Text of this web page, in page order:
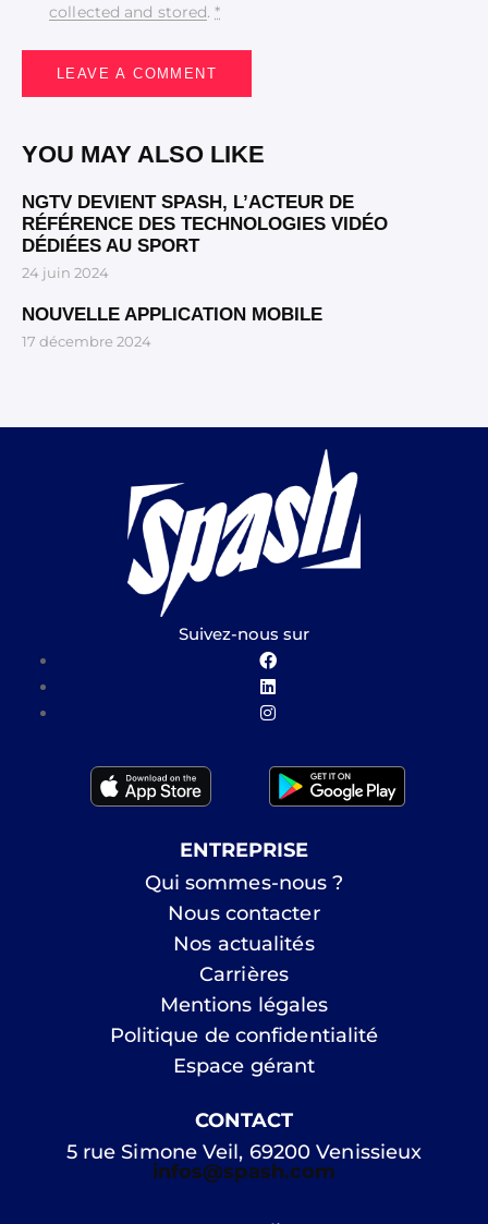
collected and stored.*
YOU MAY ALSO LIKE
NGTV DEVIENT SPASH, L’ACTEUR DE
RÉFÉRENCE DES TECHNOLOGIES VIDÉO
DÉDIÉES AU SPORT
24 juin 2024
NOUVELLE APPLICATION MOBILE
17 décembre 2024
Suivez-nous sur
ENTREPRISE
Qui sommes-nous ?
Nous contacter
Nos actualités
Carrières
Mentions légales
Politique de confidentialité
Espace gérant
CONTACT
5 rue Simone Veil, 69200 Venissieux
infos@spash.com